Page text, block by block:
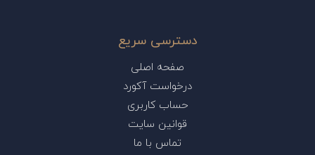
دسترسی سریع
صفحه اصلی
درخواست آکورد
حساب کاربری
قوانین سایت
تماس با ما